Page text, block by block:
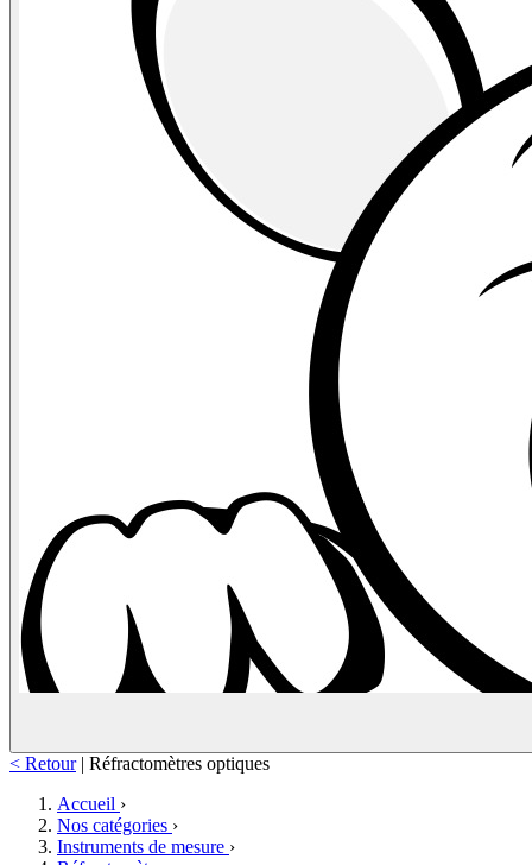
< Retour | Réfractomètres optiques
Accueil ›
Nos catégories ›
Instruments de mesure ›